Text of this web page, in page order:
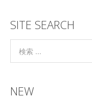
SITE SEARCH
NEW